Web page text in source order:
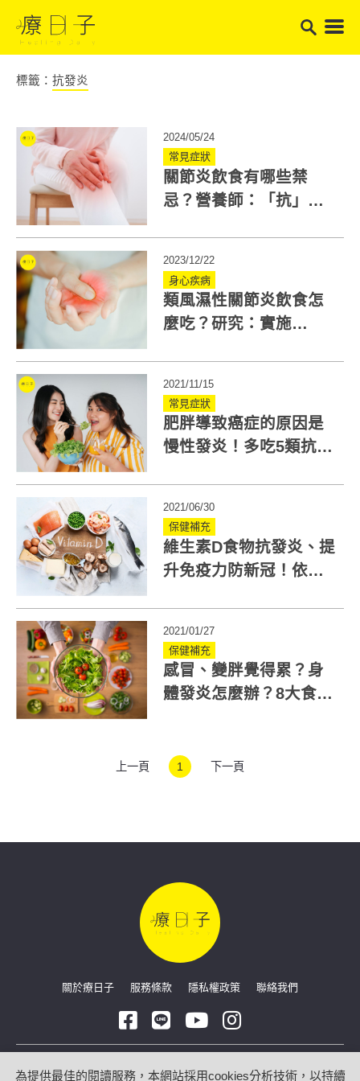
標籤： 抗發炎
2024/05/24
常見症狀
關節炎飲食有哪些禁
忌？營養師：「抗」發
2023/12/22
身心疾病
類風濕性關節炎飲食怎
麼吃？研究：實施
2021/11/15
常見症狀
肥胖導致癌症的原因是
慢性發炎！多吃5類抗發
2021/06/30
保健補充
維生素D食物抗發炎、提
升免疫力防新冠！依循2
2021/01/27
保健補充
感冒、變胖覺得累？身
體發炎怎麼辦？8大食物
上一頁 1 下一頁
關於療日子 服務條款 隱私權政策 聯絡我們
Copyright © 2026 療日子 HealingDaily
為提供最佳的閱讀服務，本網站採用cookies分析技術，以持續